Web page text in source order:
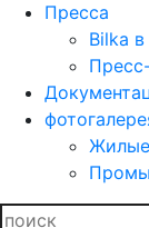
Пресса
Bilka
Жилые
Найти: